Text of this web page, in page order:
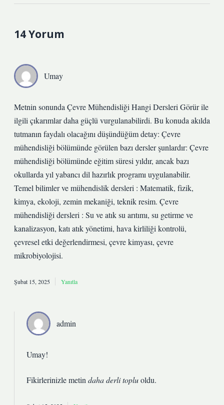
14 Yorum
Umay
Metnin sonunda Çevre Mühendisliği Hangi Dersleri Görür ile
ilgili çıkarımlar daha güçlü vurgulanabilirdi. Bu konuda akılda
tutmanın faydalı olacağını düşündüğüm detay: Çevre
mühendisliği bölümünde görülen bazı dersler şunlardır: Çevre
mühendisliği bölümünde eğitim süresi yıldır, ancak bazı
okullarda yıl yabancı dil hazırlık programı uygulanabilir.
Temel bilimler ve mühendislik dersleri : Matematik, fizik,
kimya, ekoloji, zemin mekaniği, teknik resim. Çevre
mühendisliği dersleri : Su ve atık su arıtımı, su getirme ve
kanalizasyon, katı atık yönetimi, hava kirliliği kontrolü,
çevresel etki değerlendirmesi, çevre kimyası, çevre
mikrobiyolojisi.
Şubat 15, 2025 Yanıtla
admin
Umay!
Fikirlerinizle metin daha derli topluoldu.